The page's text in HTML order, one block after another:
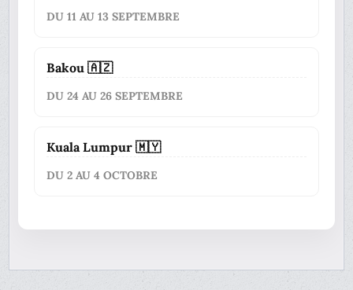
DU 11 AU 13 SEPTEMBRE
Bakou 🇦🇿
DU 24 AU 26 SEPTEMBRE
Kuala Lumpur 🇲🇾
DU 2 AU 4 OCTOBRE